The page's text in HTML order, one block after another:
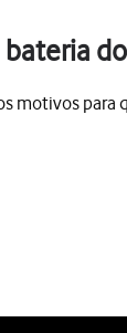
motivos